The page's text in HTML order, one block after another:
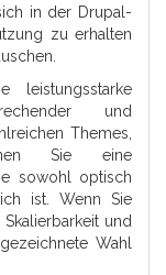
in der Drupal-
zu erhalten
leistungsstarke
und
Themes,
Sie eine
sowohl optisch
ist. Wenn Sie
und
Wahl